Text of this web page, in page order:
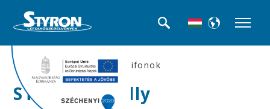
>>Mosdó búra-, és csőszifonok
STY-531-3+Jolly